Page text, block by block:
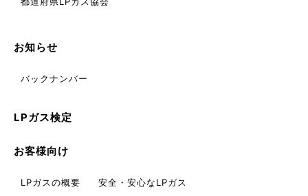
お知らせ
バックナンバー
LPガス検定
お客様向け
LPガスの概要 安全・安心なLPガス